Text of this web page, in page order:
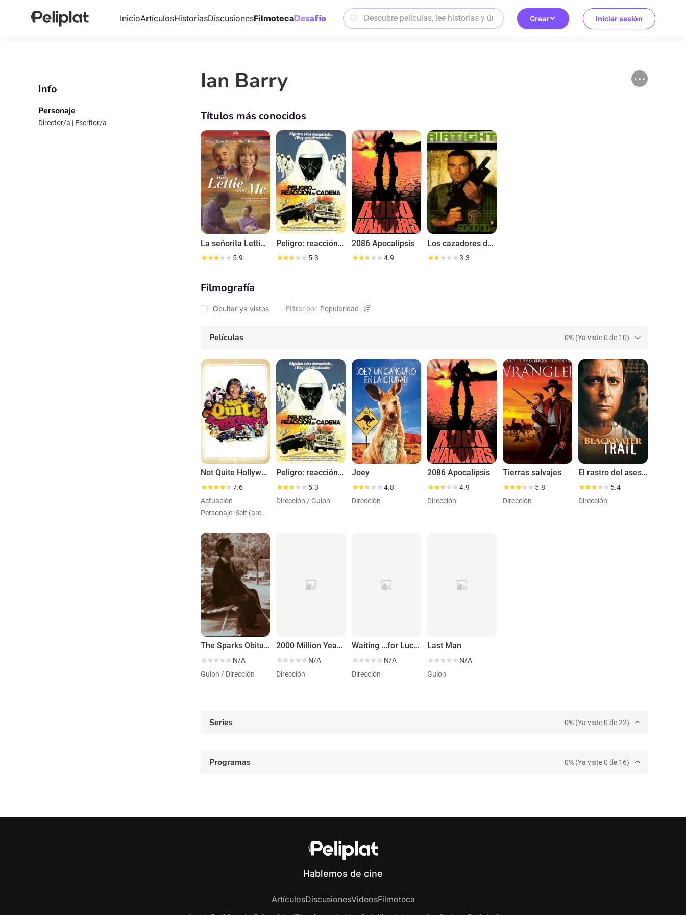
InicioArtículosHistoriasDiscusionesFilmoteca Crear Iniciar sesión
Info
Personaje
Director/a | Escritor/a
Ian Barry
Títulos más conocidos
La señorita Lettie y yo
5.9
Peligro: reacción en cadena
5.3
2086 Apocalipsis
4.9
Los cazadores del túnel
3.3
Filmografía
Ocultar ya vistos Filtrar por
Películas 0% (Ya viste 0 de 10)
Not Quite Hollywood: The Wild, Untold Story of Ozploitation!
7.6
Actuación
Personaje: Self (archiveFootage)
Peligro: reacción en cadena
5.3
Dirección / Guion
Joey
4.8
Dirección
2086 Apocalipsis
4.9
Dirección
Tierras salvajes
5.8
Dirección
El rastro del asesino
5.4
Dirección
The Sparks Obituary
N/A
Guion / Dirección
2000 Million Years Later
N/A
Dirección
Waiting ...for Lucas
N/A
Dirección
Last Man
N/A
Guion
Series 0% (Ya viste 0 de 22)
Programas 0% (Ya viste 0 de 16)
Hablemos de cine
ArtículosDiscusionesVideosFilmoteca